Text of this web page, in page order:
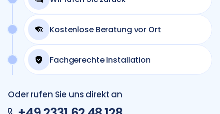
Kostenlose Beratung vor Ort
Fachgerechte Installation
Oder rufen Sie uns direkt an